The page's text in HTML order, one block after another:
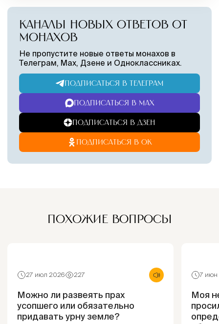
КАНАЛЫ НОВЫХ ОТВЕТОВ ОТ
МОНАХОВ
Не пропустите новые ответы монахов в
Телеграм, Max, Дзене и Одноклассниках.
ПОДПИСАТЬСЯ В ТЕЛЕГРАМ
ПОДПИСАТЬСЯ В MAX
ПОДПИСАТЬСЯ В ДЗЕН
ПОДПИСАТЬСЯ В ОК
ПОХОЖИЕ ВОПРОСЫ
27 июл 2026 227
Можно ли развеять прах
усопшего или обязательно
придавать урну земле?
7 июн
Моя